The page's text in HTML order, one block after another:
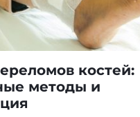
костей:
методы и